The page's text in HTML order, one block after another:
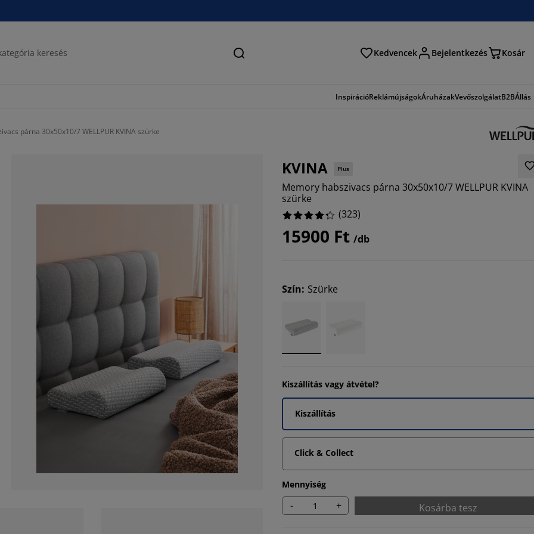
Keresés Kedvencek Bejelentkezés Kosár
InspirációReklámújságokÁruházakVevőszolgálatB2BÁllás
párna 30x50x10/7 WELLPUR KVINA szürke
KVINA Plus
Memory habszivacs párna 30x50x10/7 WELLPUR KVINA
szürke
(323)
15900 Ft /db
Szín: Szürke
Kiszállítás vagy átvétel?
Kiszállítás
Click & Collect
Mennyiség
- + Kosárba tesz
3.7151702786377707%
8.978328173374612%